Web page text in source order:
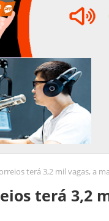
terá 3,2 mil vagas, a
terá 3,2